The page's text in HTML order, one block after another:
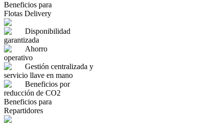
Beneficios para
Flotas Delivery
Disponibilidad
garantizada
Ahorro
operativo
Gestión centralizada y
servicio llave en mano
Beneficios por
reducción de CO2
Beneficios para
Repartidores